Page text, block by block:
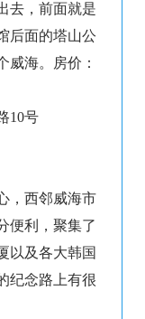
去，前面就是
后面的塔山公
威海。房价：
10号
西邻威海市
便利，聚集了
以及各大韩国
纪念路上有很